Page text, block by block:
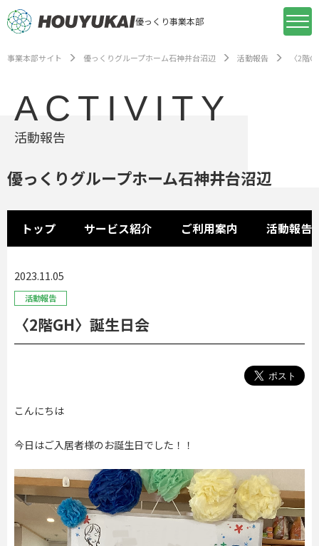
優っくり事業本部
事業本部サイト 優っくりグループホーム石神井台沼辺 活動報告 〈2階
ACTIVITY
活動報告
優っくりグループホーム石神井台沼辺
トップ サービス紹介 ご利用案内 活動報告
2023.11.05
活動報告
〈2階GH〉誕生日会
こんにちは
今日はご入居者様のお誕生日でした！！